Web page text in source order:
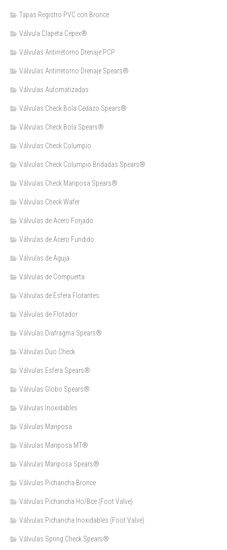
Tapas Registro PVC con Bronce
Válvula Clapeta Cepex®
Válvulas Antirretorno Drenaje PCP
Válvulas Antirretorno Drenaje Spears®
Válvulas Automatizadas
Válvulas Check Bola Cedazo Spears®
Válvulas Check Bola Spears®
Válvulas Check Columpio
Válvulas Check Columpio Bridadas Spears®
Válvulas Check Mariposa Spears®
Válvulas Check Wafer
Válvulas de Acero Forjado
Válvulas de Acero Fundido
Válvulas de Aguja
Válvulas de Compuerta
Válvulas de Esfera Flotantes
Válvulas de Flotador
Válvulas Diafragma Spears®️
Válvulas Duo Check
Válvulas Esfera Spears®
Válvulas Globo Spears®
Válvulas Inoxidables
Válvulas Mariposa
Válvulas Mariposa MT®
Válvulas Mariposa Spears®
Válvulas Pichancha Bronce
Válvulas Pichancha Ho/Bce (Foot Valve)
Válvulas Pichancha Inoxidables (Foot Valve)
Válvulas Spring Check Spears®